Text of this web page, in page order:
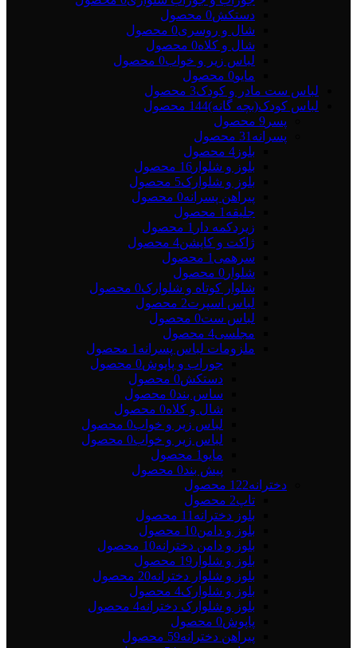
دستکش0 محصول
شال و روسری0 محصول
شال و کلاه0 محصول
لباس زیر و خواب0 محصول
مایو0 محصول
لباس ست مادر و کودک3 محصول
لباس کودک(بچه گانه)144 محصول
پسر 9 محصول
پسرانه 31 محصول
بلوز 4 محصول
بلوز و شلوار 16 محصول
بلوز و شلوارک5 محصول
پیراهن پسرانه0 محصول
جلیقه 1 محصول
زیردکمه دار 1 محصول
ژاکت و کاپشن4 محصول
سرهمی 1 محصول
شلوار 0 محصول
شلوار کوتاه و شلوارک0 محصول
لباس اسپرت2 محصول
لباس ست0 محصول
مجلسی4 محصول
ملزومات لباس پسرانه 1 محصول
جوراب و پاپوش0 محصول
دستکش0 محصول
ساس بند0 محصول
شال و کلاه0 محصول
لباس زیر و خواب0 محصول
لباس زیر و خواب0 محصول
مایو 1 محصول
پیش بند0 محصول
دخترانه122 محصول
تاپ2 محصول
بلوز دخترانه 11 محصول
بلوز و دامن10 محصول
بلوز و دامن دخترانه10 محصول
بلوز و شلوار 19 محصول
بلوز و شلوار دخترانه20 محصول
بلوز و شلوارک4 محصول
بلوز و شلوارک دخترانه4 محصول
پاپوش0 محصول
پیراهن دخترانه59 محصول